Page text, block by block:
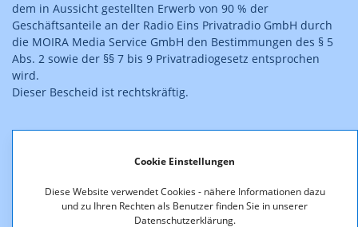
Cookie Einstellungen
Diese Website verwendet Cookies - nähere Informationen dazu
und zu Ihren Rechten als Benutzer finden Sie in unserer
Datenschutzerklärung.
dem in Aussicht gestellten Erwerb von 90 % der
Geschäftsanteile an der Radio Eins Privatradio GmbH durch
die MOIRA Media Service GmbH den Bestimmungen des § 5
Abs. 2 sowie der §§ 7 bis 9 Privatradiogesetz entsprochen
wird.
Dieser Bescheid ist rechtskräftig.
KOA_1.191-01-31_Eigentumsaenderung_88_6.pdf